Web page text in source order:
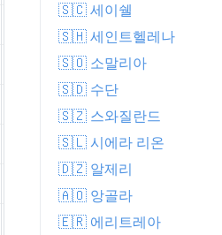
23.9°C
38%
0.0 mm
🇸🇨 세이쉘
🇸🇭 세인트헬레나
🇸🇴 소말리아
🇸🇩 수단
🇸🇿 스와질란드
🇸🇱 시에라 리온
🇩🇿 알제리
🇦🇴 앙골라
🇪🇷 에리트레아